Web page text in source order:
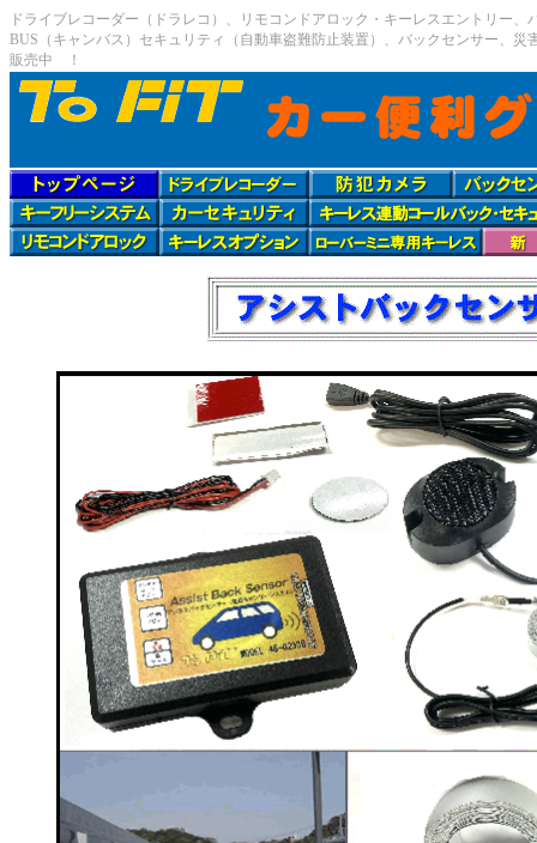
ドライブレコーダー（ドラレコ）、リモコンドアロック・キーレスエントリー
BUS（キャンバス）セキュリティ（自動車盗難防止装置）、バックセンサー、
販売中 ！